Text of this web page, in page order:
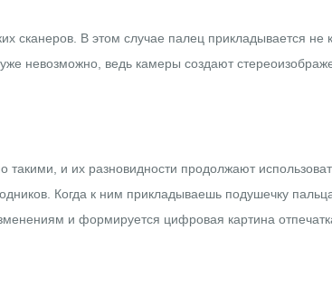
сканеров. В этом случае палец прикладывается не
невозможно, ведь камеры создают
и их разновидности продолжают
Когда к ним прикладываешь подушечку
и формируется цифровая картина